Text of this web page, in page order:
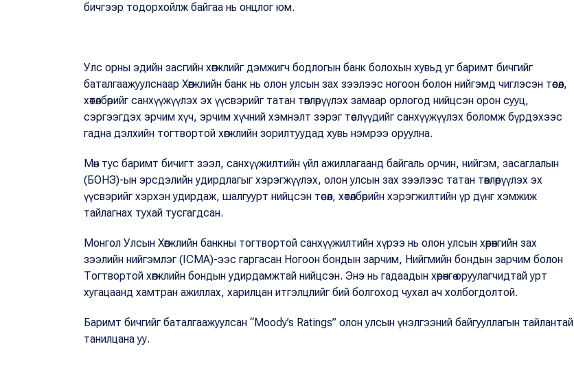
бичгээр тодорхойлж байгаа нь онцлог юм.
Улс орны эдийн засгийн хөгжлийг дэмжигч бодлогын банк болохын хувьд уг баримт бичгийг
баталгаажуулснаар Хөгжлийн банк нь олон улсын зах зээлээс ногоон болон нийгэмд чиглэсэн төсөл,
хөтөлбөрийг санхүүжүүлэх эх үүсвэрийг татан төвлөрүүлэх замаар орлогод нийцсэн орон сууц,
сэргээгдэх эрчим хүч, эрчим хүчний хэмнэлт зэрэг төслүүдийг санхүүжүүлэх боломж бүрдэхээс
гадна дэлхийн тогтвортой хөгжлийн зорилтуудад хувь нэмрээ оруулна.
Мөн тус баримт бичигт зээл, санхүүжилтийн үйл ажиллагаанд байгаль орчин, нийгэм, засаглалын
(БОНЗ)-ын эрсдэлийн удирдлагыг хэрэгжүүлэх, олон улсын зах зээлээс татан төвлөрүүлэх эх
үүсвэрийг хэрхэн удирдаж, шалгуурт нийцсэн төсөл, хөтөлбөрийн хэрэгжилтийн үр дүнг хэмжиж
тайлагнах тухай тусгагдсан.
Монгол Улсын Хөгжлийн банкны тогтвортой санхүүжилтийн хүрээ нь олон улсын хөрөнгийн зах
зээлийн нийгэмлэг (ICMA)-ээс гаргасан Ногоон бондын зарчим, Нийгмийн бондын зарчим болон
Тогтвортой хөгжлийн бондын удирдамжтай нийцсэн. Энэ нь гадаадын хөрөнгө оруулагчидтай урт
хугацаанд хамтран ажиллах, харилцан итгэлцлийг бий болгоход чухал ач холбогдолтой.
Баримт бичгийг баталгаажуулсан “Moody’s Ratings” олон улсын үнэлгээний байгууллагын тайлантай
танилцана уу.